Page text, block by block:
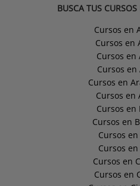
BUSCA TUS
Cursos en
Cursos en
Cursos en
Cursos
Cursos en
Cursos en
Cursos en
Cursos en
Cursos
Cursos
Cursos en
Cursos en